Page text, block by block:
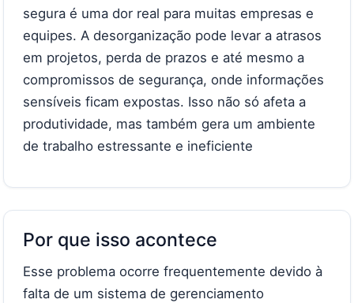
segura é uma dor real para muitas empresas e
equipes. A desorganização pode levar a atrasos
em projetos, perda de prazos e até mesmo a
compromissos de segurança, onde informações
sensíveis ficam expostas. Isso não só afeta a
produtividade, mas também gera um ambiente
de trabalho estressante e ineficiente
Por que isso acontece
Esse problema ocorre frequentemente devido à
falta de um sistema de gerenciamento